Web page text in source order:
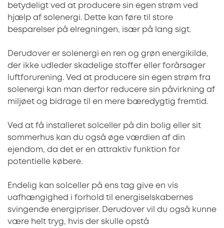
betydeligt ved at producere sin egen strøm ved
hjælp af solenergi. Dette kan føre til store
besparelser på elregningen, især på lang sigt.
Derudover er solenergi en ren og grøn energikilde,
der ikke udleder skadelige stoffer eller forårsager
luftforurening. Ved at producere sin egen strøm fra
solenergi kan man derfor reducere sin påvirkning af
miljøet og bidrage til en mere bæredygtig fremtid.
Ved at få installeret solceller på din bolig eller sit
sommerhus kan du også øge værdien af din
ejendom, da det er en attraktiv funktion for
potentielle købere.
Endelig kan solceller på ens tag give en vis
uafhængighed i forhold til energiselskabernes
svingende energipriser. Derudover vil du også kunne
være helt tryg, hvis der skulle opstå